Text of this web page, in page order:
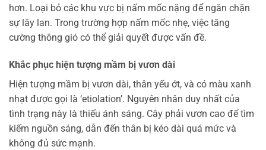
hơn. Loại bỏ các khu vực bị nấm mốc nặng để ngăn chặn
sự lây lan. Trong trường hợp nấm mốc nhẹ, việc tăng
cường thông gió có thể giải quyết được vấn đề.
Khắc phục hiện tượng mầm bị vươn dài
Hiện tượng mầm bị vươn dài, thân yếu ớt, và có màu xanh
nhạt được gọi là ‘etiolation’. Nguyên nhân duy nhất của
tình trạng này là thiếu ánh sáng. Cây phải vươn cao để tìm
kiếm nguồn sáng, dẫn đến thân bị kéo dài quá mức và
không đủ sức mạnh.